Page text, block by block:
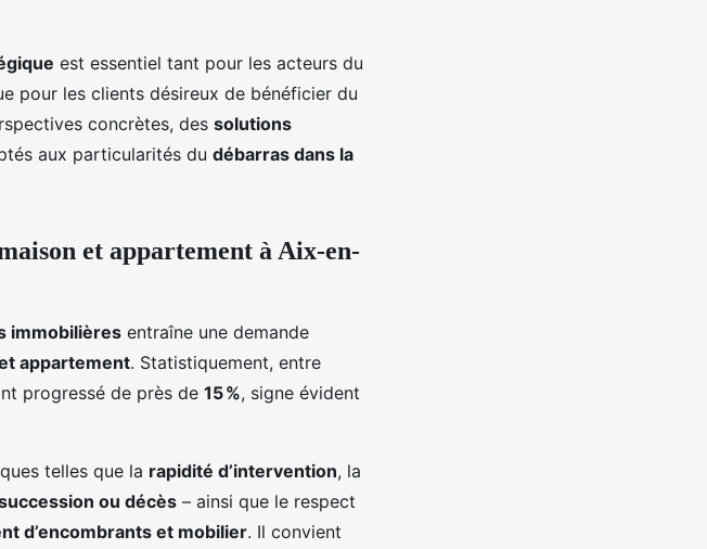
est essentiel tant pour les acteurs du
pour les clients désireux de bénéficier du
concrètes, des solutions
aux particularités du débarras dans la
et appartement à Aix-en-
immobilières entraîne une demande
appartement. Statistiquement, entre
progressé de près de 15 %, signe évident
telles que la rapidité d’intervention, la
ou décès – ainsi que le respect
d’encombrants et mobilier. Il convient